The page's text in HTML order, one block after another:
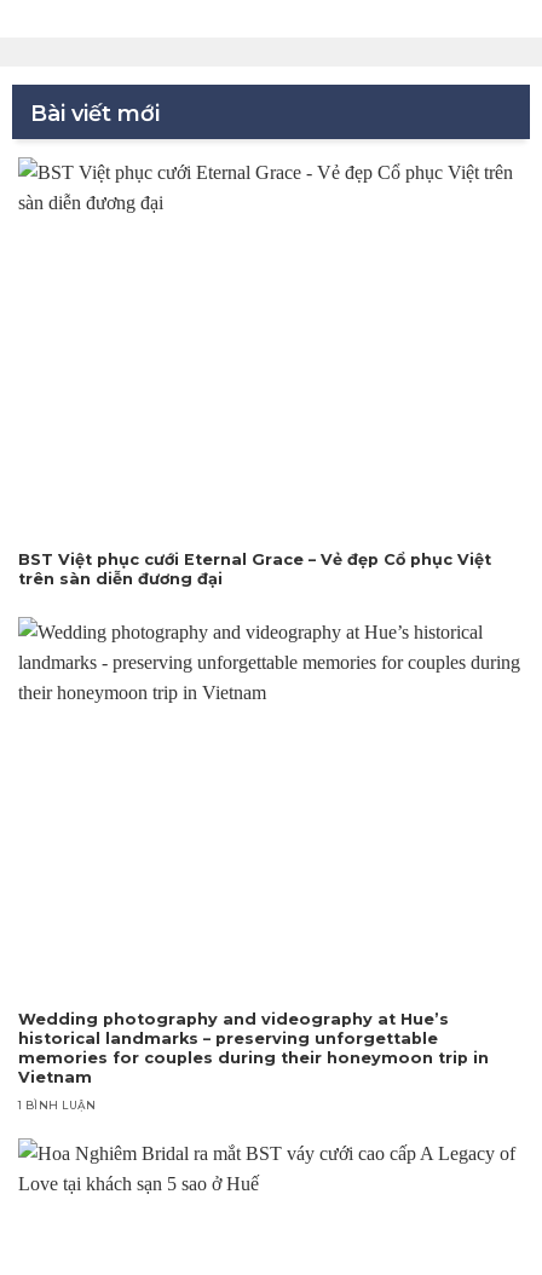
Bài viết mới
BST Việt phục cưới Eternal Grace – Vẻ đẹp Cổ phục Việt
trên sàn diễn đương đại
Wedding photography and videography at Hue’s
historical landmarks – preserving unforgettable
memories for couples during their honeymoon trip in
Vietnam
1 BÌNH LUẬN